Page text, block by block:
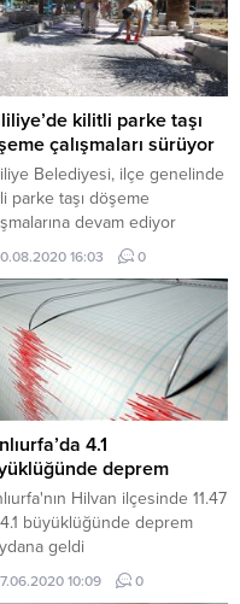
kilitli parke taşı
çalışmaları sürüyor
Belediyesi, ilçe genelinde
parke taşı döşeme
devam ediyor
16:03 0
4.1
deprem
Hilvan ilçesinde 11.47
büyüklüğünde deprem
geldi
10:09 0